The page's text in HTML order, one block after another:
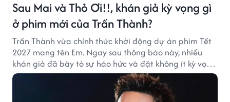
Sau Mai và Thỏ Ơi!!, khán giả kỳ vọng gì
ở phim mới của Trấn Thành?
Trấn Thành vừa chính thức khởi động dự án phim Tết
2027 mang tên Em. Ngay sau thông báo này, nhiều
khán giả đã bày tỏ sự háo hức và đặt không ít kỳ vọng
vào bộ phim mới của Trấn Thành.